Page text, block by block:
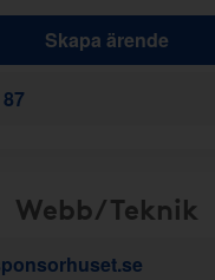
Skapa ärende
Webb/Teknik